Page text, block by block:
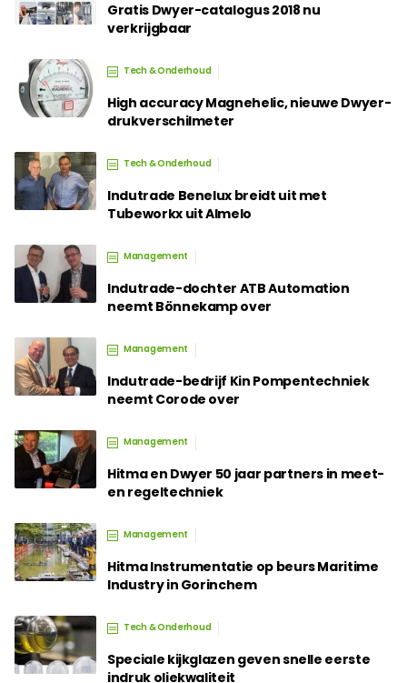
Gratis Dwyer-catalogus 2018 nu
verkrijgbaar
Tech & Onderhoud
High accuracy Magnehelic, nieuwe Dwyer-
drukverschilmeter
Tech & Onderhoud
Indutrade Benelux breidt uit met
Tubeworkx uit Almelo
Management
Indutrade-dochter ATB Automation
neemt Bönnekamp over
Management
Indutrade-bedrijf Kin Pompentechniek
neemt Corode over
Management
Hitma en Dwyer 50 jaar partners in meet-
en regeltechniek
Management
Hitma Instrumentatie op beurs Maritime
Industry in Gorinchem
Tech & Onderhoud
Speciale kijkglazen geven snelle eerste
indruk oliekwaliteit